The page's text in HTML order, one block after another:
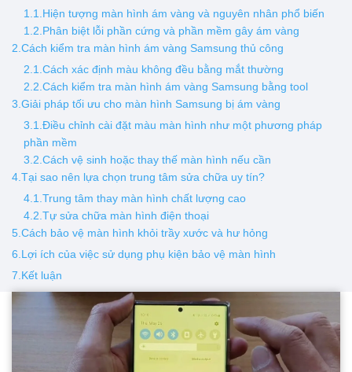
1.1.Hiện tượng màn hình ám vàng và nguyên nhân phổ biến
1.2.Phân biệt lỗi phần cứng và phần mềm gây ám vàng
2.Cách kiểm tra màn hình ám vàng Samsung thủ công
2.1.Cách xác định màu không đều bằng mắt thường
2.2.Cách kiểm tra màn hình ám vàng Samsung bằng tool
3.Giải pháp tối ưu cho màn hình Samsung bị ám vàng
3.1.Điều chỉnh cài đặt màu màn hình như một phương pháp
phần mềm
3.2.Cách vệ sinh hoặc thay thế màn hình nếu cần
4.Tại sao nên lựa chọn trung tâm sửa chữa uy tín?
4.1.Trung tâm thay màn hình chất lượng cao
4.2.Tự sửa chữa màn hình điện thoại
5.Cách bảo vệ màn hình khỏi trầy xước và hư hỏng
6.Lợi ích của việc sử dụng phụ kiện bảo vệ màn hình
7.Kết luận